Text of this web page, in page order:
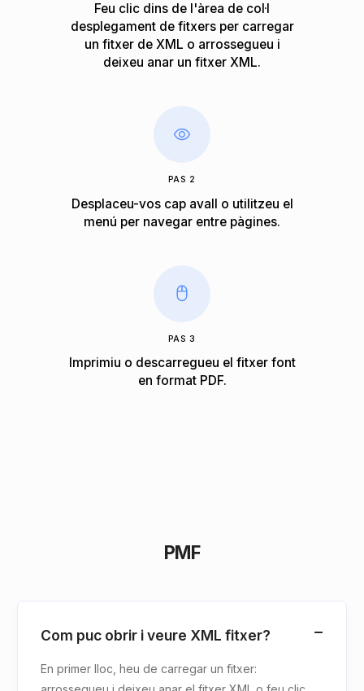
Feu clic dins de l'àrea de col·l
desplegament de fitxers per carregar
un fitxer de XML o arrossegueu i
deixeu anar un fitxer XML.
PAS 2
Desplaceu-vos cap avall o utilitzeu el
menú per navegar entre pàgines.
PAS 3
Imprimiu o descarregueu el fitxer font
en format PDF.
PMF
Com puc obrir i veure XML fitxer?
En primer lloc, heu de carregar un fitxer: